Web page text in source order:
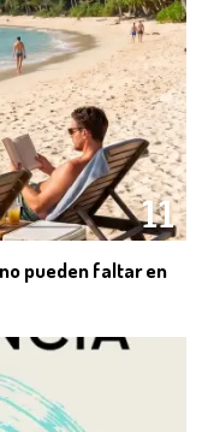
11
pueden faltar en